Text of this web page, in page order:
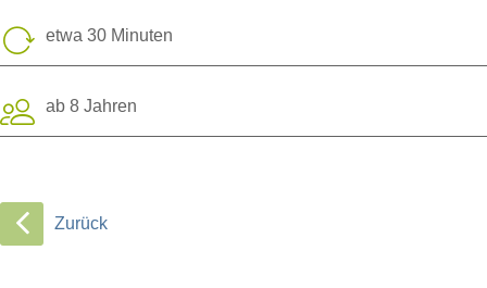
etwa 30 Minuten
ab 8 Jahren
Zurück